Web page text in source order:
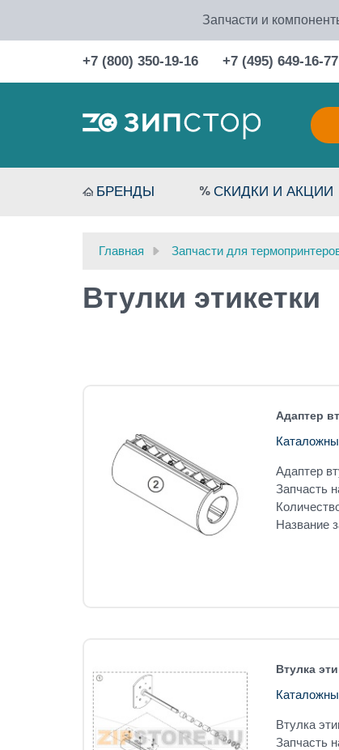
Запчасти и
+7 (800) 350-19-16 +7 (495) 649-16-77
БРЕНДЫ СКИДКИ И АКЦИИ
Главная Запчасти для
Втулки этикетки
Адаптер
Адаптер
Запчасть
Название
Втулка
Втулка
Запчасть